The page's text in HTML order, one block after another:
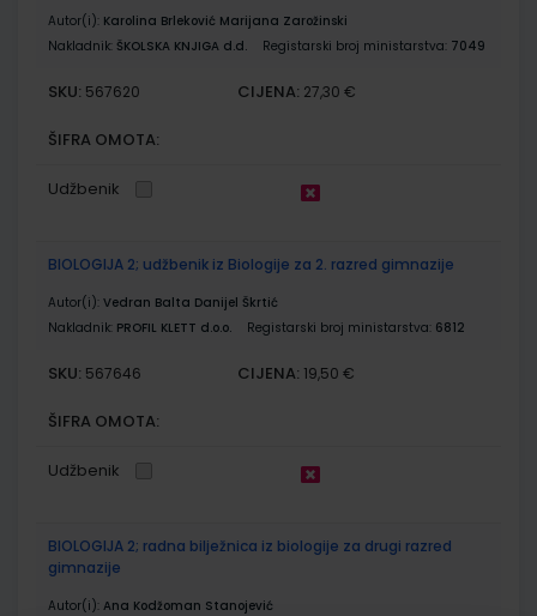
Autor(i): Karolina Brleković Marijana Zarožinski
Nakladnik: ŠKOLSKA KNJIGA d.d. Registarski broj ministarstva: 7049
SKU: 567620 CIJENA: 27,30 €
ŠIFRA OMOTA:
Udžbenik
BIOLOGIJA 2; udžbenik iz Biologije za 2. razred gimnazije
Autor(i): Vedran Balta Danijel Škrtić
Nakladnik: PROFIL KLETT d.o.o. Registarski broj ministarstva: 6812
SKU: 567646 CIJENA: 19,50 €
ŠIFRA OMOTA:
Udžbenik
BIOLOGIJA 2; radna bilježnica iz biologije za drugi razred
gimnazije
Autor(i): Ana Kodžoman Stanojević